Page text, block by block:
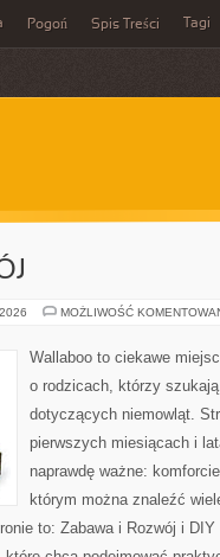
Pogoń Spis Treści Tagi
MOŻLIWOŚĆ
Wallaboo to ciekawe
o rodzicach, którzy
dotyczących niemowląt.
pierwszych miesiącach i
naprawdę ważne:
którym można znaleźć
to: Zabawa i Rozwój i